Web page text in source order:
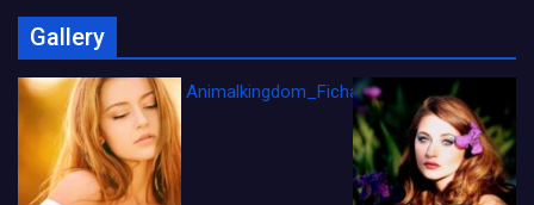
Gallery
Animalkingdom_FichaCine